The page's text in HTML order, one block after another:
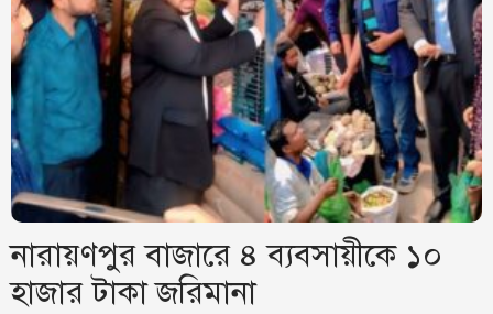
নারায়ণপুর বাজারে ৪ ব্যবসায়ীকে ১০
হাজার টাকা জরিমানা